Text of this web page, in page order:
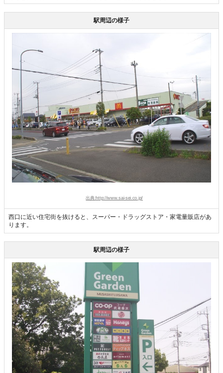
駅周辺の様子
出典:http://www.sai-sei.co.jp/
西口に近い住宅街を抜けると、スーパー・ドラッグストア・家電量販店があ
ります。
駅周辺の様子